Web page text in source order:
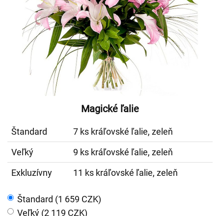
Magické ľalie
Štandard
7 ks kráľovské ľalie, zeleň
Veľký
9 ks kráľovské ľalie, zeleň
Exkluzívny
11 ks kráľovské ľalie, zeleň
Štandard (1 659 CZK)
Veľký (2 119 CZK)